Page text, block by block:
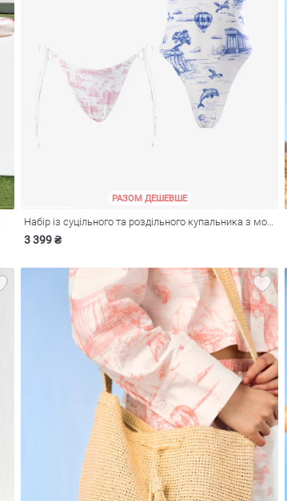
РАЗОМ ДЕШЕВШЕ
Набір із суцільного та роздільного купальника з морським принтом
3 399 ₴